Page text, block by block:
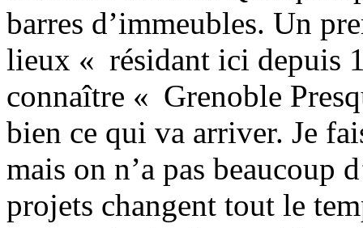
barres d’immeubles. Un
lieux « résidant ici depuis
connaître « Grenoble
bien ce qui va arriver. Je
mais on n’a pas beaucoup
projets changent tout le